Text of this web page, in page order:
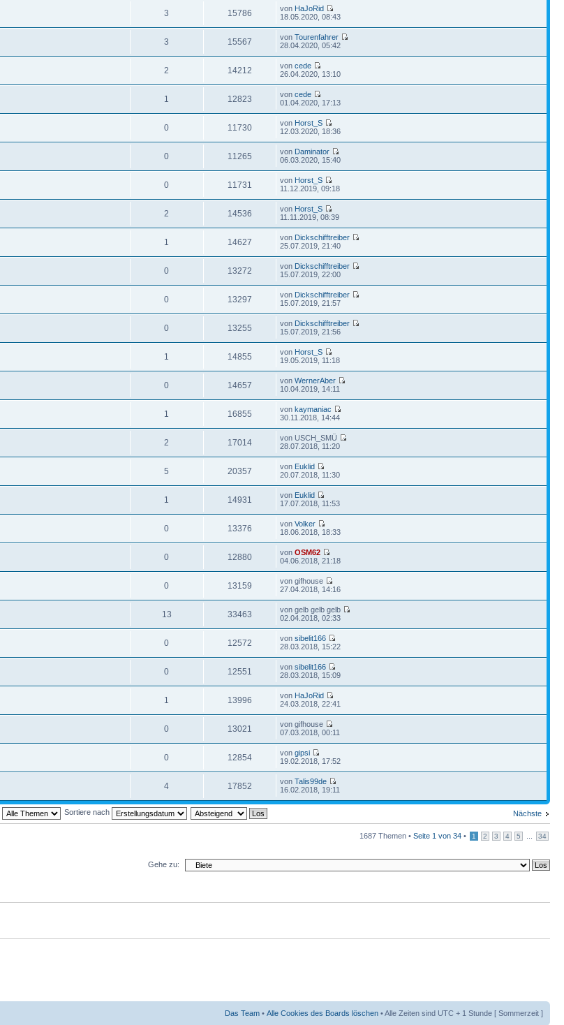
3 15786 von HaJoRid
18.05.2020, 08:43
3 15567 vonTourenfahrer
28.04.2020, 05:42
2 14212 voncede
26.04.2020, 13:10
1 12823 voncede
01.04.2020, 17:13
0 11730 von Horst_S
12.03.2020, 18:36
0 11265 von Daminator
06.03.2020, 15:40
0 11731 von Horst_S
11.12.2019, 09:18
2 14536 von Horst_S
11.11.2019, 08:39
1 14627 von Dickschifftreiber
25.07.2019, 21:40
0 13272 von Dickschifftreiber
15.07.2019, 22:00
0 13297 von Dickschifftreiber
15.07.2019, 21:57
0 13255 von Dickschifftreiber
15.07.2019, 21:56
1 14855 von Horst_S
19.05.2019, 11:18
0 14657 vonWernerAber
10.04.2019, 14:11
1 16855 vonkaymaniac
30.11.2018, 14:44
2 17014
von USCH_SMÜ
28.07.2018, 11:20
5 20357 von Euklid
20.07.2018, 11:30
1 14931 von Euklid
17.07.2018, 11:53
0 13376 vonVolker
18.06.2018, 18:33
0 12880 vonOSM62
04.06.2018, 21:18
0 13159
von gifhouse
27.04.2018, 14:16
13 33463
von gelb gelb gelb
02.04.2018, 02:33
0 12572 vonsibelit166
28.03.2018, 15:22
0 12551 vonsibelit166
28.03.2018, 15:09
1 13996 von HaJoRid
24.03.2018, 22:41
0 13021
von gifhouse
07.03.2018, 00:11
0 12854 vongipsi
19.02.2018, 17:52
4 17852 vonTalis99de
16.02.2018, 19:11
Nächste
Sortiere nach
1687 Themen • Seite 1 von 34 • 1 2 3 4 5 34
Gehe zu:
Das Team • Alle Cookies des Boards löschen • Alle Zeiten sind UTC + 1 Stunde [ Sommerzeit ]